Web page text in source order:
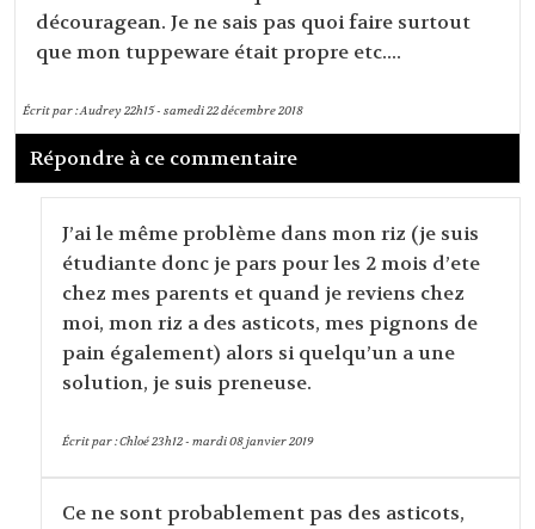
découragean. Je ne sais pas quoi faire surtout
que mon tuppeware était propre etc....
Écrit par :Audrey22h15-samedi 22décembre 2018
Répondre à ce commentaire
J’ai le même problème dans mon riz (je suis
étudiante donc je pars pour les 2 mois d’ete
chez mes parents et quand je reviens chez
moi, mon riz a des asticots, mes pignons de
pain également) alors si quelqu’un a une
solution, je suis preneuse.
Écrit par :Chloé23h12- mardi 08janvier 2019
Ce ne sont probablement pas des asticots,